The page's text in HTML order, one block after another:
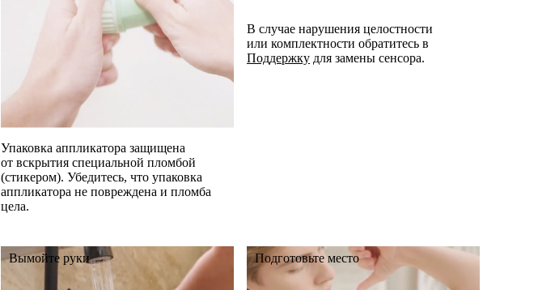
Упаковка аппликатора защищена
от вскрытия специальной пломбой
(стикером). Убедитесь, что упаковка
аппликатора не повреждена и пломба
цела.
В случае нарушения целостности
или комплектности обратитесь в
Поддержку для замены сенсора.
Вымойте руки Подготовьте место